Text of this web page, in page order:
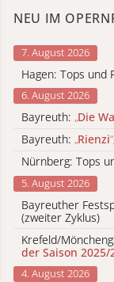
NEU IM
7. August 2026
Hagen: Tops und
6. August 2026
Bayreuth: „Die
Bayreuth: „Rienzi“
Nürnberg: Tops
5. August 2026
Bayreuther
(zweiter Zyklus)
Krefeld/
der Saison 2025/
4. August 2026